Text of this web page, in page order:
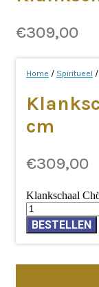
€309,00
Home / Spiritueel /
cm
€309,00
Klankschaal
BESTELLEN